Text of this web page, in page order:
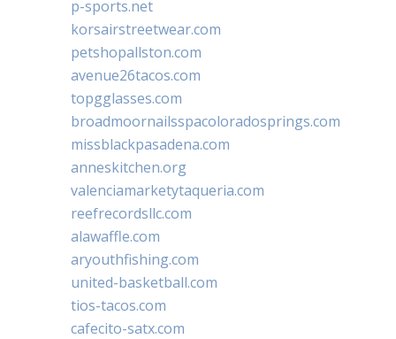
p-sports.net
korsairstreetwear.com
petshopallston.com
avenue26tacos.com
topgglasses.com
broadmoornailsspacoloradosprings.com
missblackpasadena.com
anneskitchen.org
valenciamarketytaqueria.com
reefrecordsllc.com
alawaffle.com
aryouthfishing.com
united-basketball.com
tios-tacos.com
cafecito-satx.com